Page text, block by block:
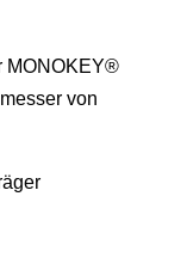
MONOKEY®
von